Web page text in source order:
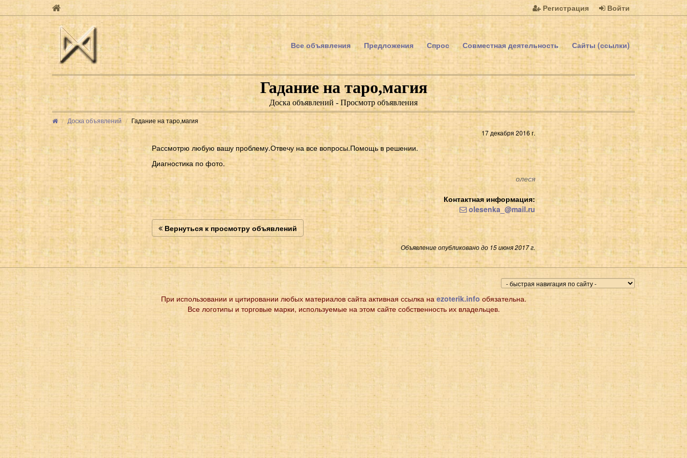
Регистрация Войти
Все объявления Предложения Спрос Совместная деятельность Сайты (ссылки)
Гадание на таро,магия
Доска объявлений - Просмотр объявления
Доска объявлений
Гадание на таро,магия
17 декабря 2016 г.
Рассмотрю любую вашу проблему.Отвечу на все вопросы.Помощь в решении.
Диагностика по фото.
олеся
Контактная информация:
olesenka_@mail.ru
Вернуться к просмотру объявлений
Объявление опубликовано до 15 июня 2017 г.
При использовании и цитировании любых материалов сайта активная ссылка наezoterik.info обязательна.
Все логотипы и торговые марки, используемые на этом сайте собственность их владельцев.